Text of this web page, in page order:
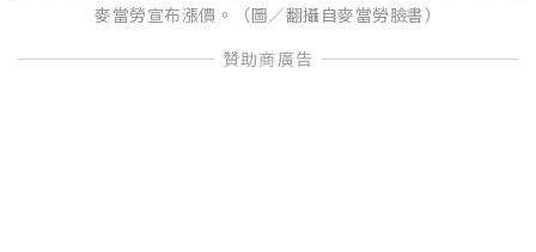
麥當勞宣布漲價。（圖／翻攝自麥當勞臉書）